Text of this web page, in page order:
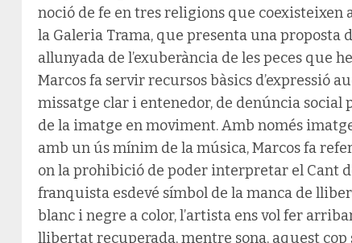
noció de fe en tres religions que coexisteixen
la Galeria Trama, que presenta una proposta
allunyada de l’exuberància de les peces que
Marcos fa servir recursos bàsics d’expressió
missatge clar i entenedor, de denúncia social
de la imatge en moviment. Amb només
amb un ús mínim de la música, Marcos fa
on la prohibició de poder interpretar el Cant
franquista esdevé símbol de la manca de
blanc i negre a color, l’artista ens vol fer
llibertat recuperada, mentre sona, aquest cop